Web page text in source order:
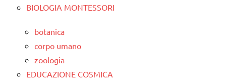
BIOLOGIA MONTESSORI
botanica
corpo umano
zoologia
EDUCAZIONE COSMICA